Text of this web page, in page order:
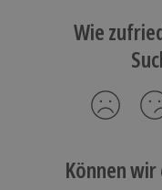
Wie
Können